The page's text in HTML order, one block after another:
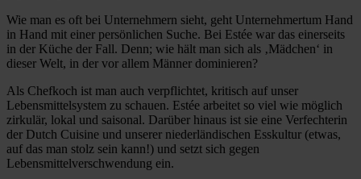
Wie man es oft bei Unternehmern sieht, geht Unternehmertum Hand
in Hand mit einer persönlichen Suche. Bei Estée war das einerseits
in der Küche der Fall. Denn; wie hält man sich als ‚Mädchen‘ in
dieser Welt, in der vor allem Männer dominieren?
Als Chefkoch ist man auch verpflichtet, kritisch auf unser
Lebensmittelsystem zu schauen. Estée arbeitet so viel wie möglich
zirkulär, lokal und saisonal. Darüber hinaus ist sie eine Verfechterin
der Dutch Cuisine und unserer niederländischen Esskultur (etwas,
auf das man stolz sein kann!) und setzt sich gegen
Lebensmittelverschwendung ein.